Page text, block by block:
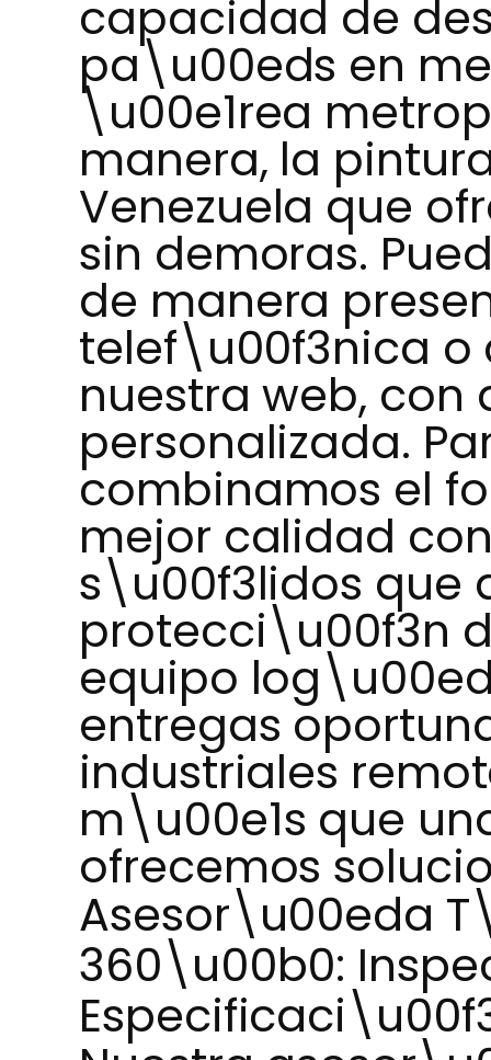
capacidad de
pa\u00eds en
\u00e1rea
manera, la
Venezuela que
sin demoras.
de manera
telef\u00f3nica o
nuestra web,
personalizada.
combinamos el
mejor calidad
s\u00f3lidos que
protecci\u00f3n
equipo
entregas
industriales
m\u00e1s que
ofrecemos
Asesor\u00eda
360\u00b0: